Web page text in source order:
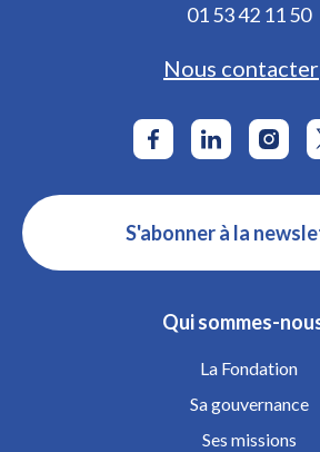
01 53 42 11 50
Nous contacter
S'abonner à la
Qui sommes-
La Fondation
Sa gouvernance
Ses missions